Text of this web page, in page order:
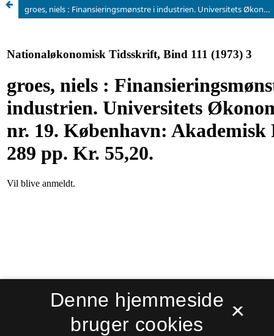
groes, niels : Finansieringsmønstre i industrien. Universitets Økonomiske Studier nr. 19. København: Akademisk Forlag, 1973. 289 pp. Kr. 55,20.
×
Denne hjemmeside
bruger cookies